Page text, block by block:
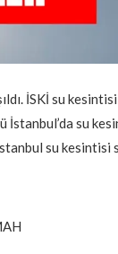
İSKİ su
İstanbul’da su
su kesintisi